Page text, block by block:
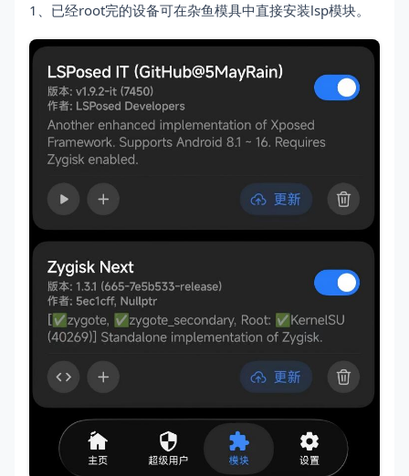
1、已经root完的设备可在杂鱼模具中直接安装lsp模块。